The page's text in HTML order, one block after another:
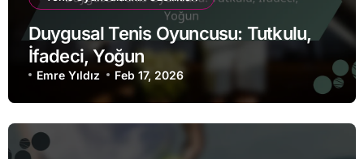
Duygusal Tenis Oyuncusu: Tutkulu,
İfadeci, Yoğun
Emre Yıldız Feb 17, 2026